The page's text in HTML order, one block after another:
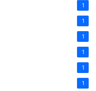
1
1
1
1
1
1